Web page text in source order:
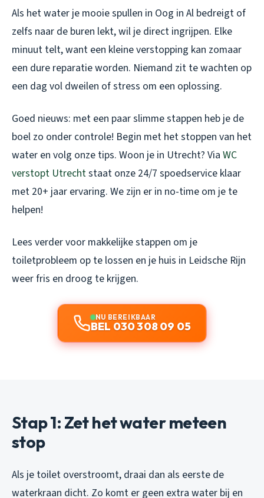
Als het water je mooie spullen in Oog in Al bedreigt of
zelfs naar de buren lekt, wil je direct ingrijpen. Elke
minuut telt, want een kleine verstopping kan zomaar
een dure reparatie worden. Niemand zit te wachten op
een dag vol dweilen of stress om een oplossing.
Goed nieuws: met een paar slimme stappen heb je de
boel zo onder controle! Begin met het stoppen van het
water en volg onze tips. Woon je in Utrecht? Via WC
verstopt Utrechtstaat onze 24/7 spoedservice klaar
met 20+ jaar ervaring. We zijn er in no-time om je te
helpen!
Lees verder voor makkelijke stappen om je
toiletprobleem op te lossen en je huis in Leidsche Rijn
weer fris en droog te krijgen.
NU BEREIKBAAR
BEL 030 308 09 05
Stap 1: Zet het water meteen
stop
Als je toilet overstroomt, draai dan als eerste de
waterkraan dicht. Zo komt er geen extra water bij en